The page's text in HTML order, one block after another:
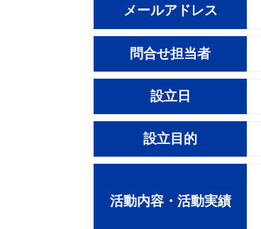
メールアドレス
問合せ担当者
設立日
設立目的
活動内容・活動実績